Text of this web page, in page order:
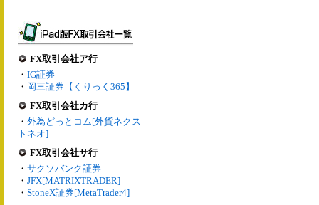
FX取引会社ア行
・ IG証券
・ 岡三証券【くりっく365】
FX取引会社カ行
・ 外為どっとコム[外貨ネクス
トネオ]
FX取引会社サ行
・ サクソバンク証券
・ JFX[MATRIXTRADER]
・ StoneX証券[MetaTrader4]